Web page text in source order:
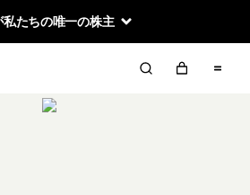
私たちの唯一の株主